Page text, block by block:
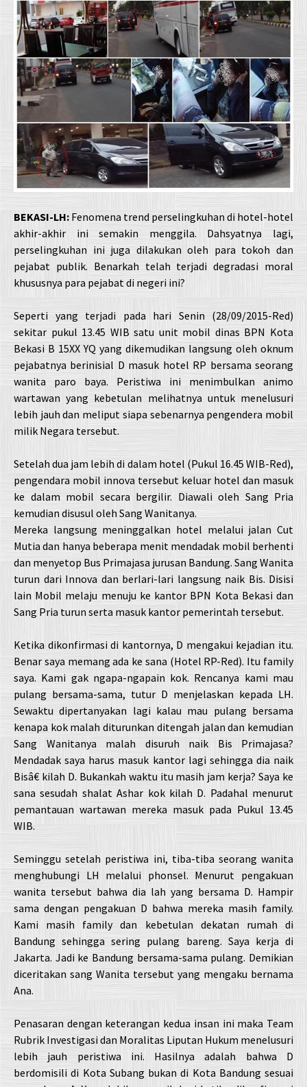
BEKASI-LH: Fenomena trend perselingkuhan di hotel-hotel
akhir-akhir ini semakin menggila. Dahsyatnya lagi,
perselingkuhan ini juga dilakukan oleh para tokoh dan
pejabat publik. Benarkah telah terjadi degradasi moral
khususnya para pejabat di negeri ini?
Seperti yang terjadi pada hari Senin (28/09/2015-Red)
sekitar pukul 13.45 WIB satu unit mobil dinas BPN Kota
Bekasi B 15XX YQ yang dikemudikan langsung oleh oknum
pejabatnya berinisial D masuk hotel RP bersama seorang
wanita paro baya. Peristiwa ini menimbulkan animo
wartawan yang kebetulan melihatnya untuk menelusuri
lebih jauh dan meliput siapa sebenarnya pengendera mobil
milik Negara tersebut.
Setelah dua jam lebih di dalam hotel (Pukul 16.45 WIB-Red),
pengendara mobil innova tersebut keluar hotel dan masuk
ke dalam mobil secara bergilir. Diawali oleh Sang Pria
kemudian disusul oleh Sang Wanitanya.
Mereka langsung meninggalkan hotel melalui jalan Cut
Mutia dan hanya beberapa menit mendadak mobil berhenti
dan menyetop Bus Primajasa jurusan Bandung. Sang Wanita
turun dari Innova dan berlari-lari langsung naik Bis. Disisi
lain Mobil melaju menuju ke kantor BPN Kota Bekasi dan
Sang Pria turun serta masuk kantor pemerintah tersebut.
Ketika dikonfirmasi di kantornya, D mengakui kejadian itu.
Benar saya memang ada ke sana (Hotel RP-Red). Itu family
saya. Kami gak ngapa-ngapain kok. Rencanya kami mau
pulang bersama-sama, tutur D menjelaskan kepada LH.
Sewaktu dipertanyakan lagi kalau mau pulang bersama
kenapa kok malah diturunkan ditengah jalan dan kemudian
Sang Wanitanya malah disuruh naik Bis Primajasa?
Mendadak saya harus masuk kantor lagi sehingga dia naik
Bisâ€ kilah D. Bukankah waktu itu masih jam kerja? Saya ke
sana sesudah shalat Ashar kok kilah D. Padahal menurut
pemantauan wartawan mereka masuk pada Pukul 13.45
WIB.
Seminggu setelah peristiwa ini, tiba-tiba seorang wanita
menghubungi LH melalui phonsel. Menurut pengakuan
wanita tersebut bahwa dia lah yang bersama D. Hampir
sama dengan pengakuan D bahwa mereka masih family.
Kami masih family dan kebetulan dekatan rumah di
Bandung sehingga sering pulang bareng. Saya kerja di
Jakarta. Jadi ke Bandung bersama-sama pulang. Demikian
diceritakan sang Wanita tersebut yang mengaku bernama
Ana.
Penasaran dengan keterangan kedua insan ini maka Team
Rubrik Investigasi dan Moralitas Liputan Hukum menelusuri
lebih jauh peristiwa ini. Hasilnya adalah bahwa D
berdomisili di Kota Subang bukan di Kota Bandung sesuai